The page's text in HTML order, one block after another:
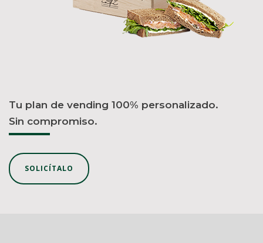
Tu plan de vending 100% personalizado.
Sin compromiso.
SOLICÍTALO